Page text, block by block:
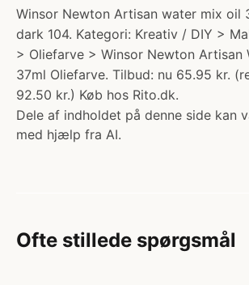
Winsor Newton Artisan water mix oil
dark 104. Kategori: Kreativ / DIY >
> Oliefarve > Winsor Newton Artisan
37ml Oliefarve. Tilbud: nu 65.95 kr.
92.50 kr.) Køb hos Rito.dk.
Dele af indholdet på denne side kan
med hjælp fra AI.
Ofte stillede spørgsmål